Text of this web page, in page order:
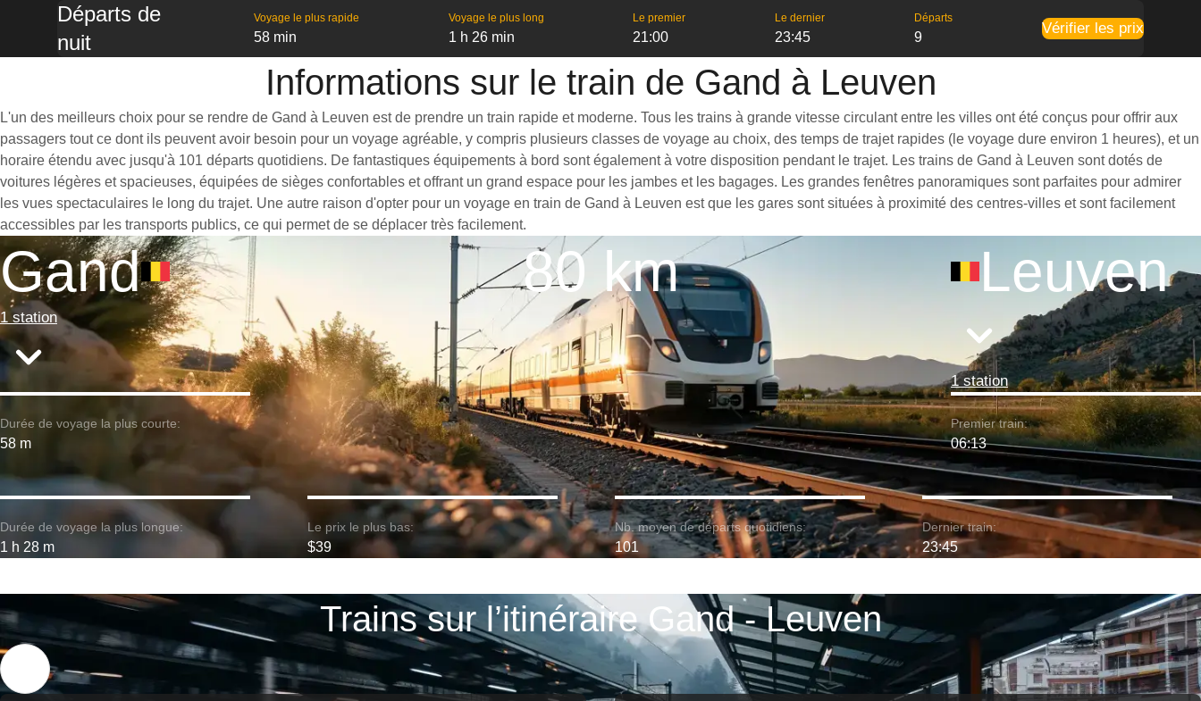
Départs de
nuit
Voyage le plus rapide
58 min
Voyage le plus long
1 h 26 min
Le premier
21:00
Le dernier
23:45
Départs
9
Vérifier les prix
Informations sur le train de Gand à Leuven
L'un des meilleurs choix pour se rendre de Gand à Leuven est de prendre un train rapide et moderne. Tous les trains à grande vitesse circulant entre les villes ont été conçus pour offrir aux
passagers tout ce dont ils peuvent avoir besoin pour un voyage agréable, y compris plusieurs classes de voyage au choix, des temps de trajet rapides (le voyage dure environ 1 heures), et un
horaire étendu avec jusqu'à 101 départs quotidiens. De fantastiques équipements à bord sont également à votre disposition pendant le trajet. Les trains de Gand à Leuven sont dotés de
voitures légères et spacieuses, équipées de sièges confortables et offrant un grand espace pour les jambes et les bagages. Les grandes fenêtres panoramiques sont parfaites pour admirer
les vues spectaculaires le long du trajet. Une autre raison d'opter pour un voyage en train de Gand à Leuven est que les gares sont situées à proximité des centres-villes et sont facilement
accessibles par les transports publics, ce qui permet de se déplacer très facilement.
Gand
1 station
80 km Leuven
1 station
Durée de voyage la plus courte:
58 m
Premier train:
06:13
Durée de voyage la plus longue:
1 h 28 m
Le prix le plus bas:
$39
Nb. moyen de départs quotidiens:
101
Dernier train:
23:45
Trains sur l’itinéraire Gand - Leuven